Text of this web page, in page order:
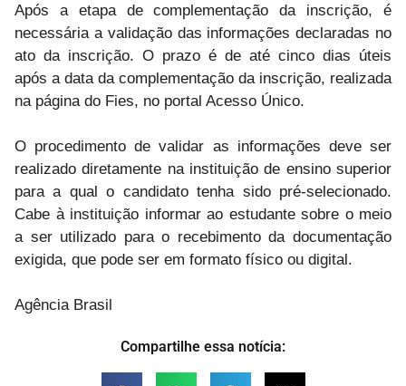
Após a etapa de complementação da inscrição, é
necessária a validação das informações declaradas no
ato da inscrição. O prazo é de até cinco dias úteis
após a data da complementação da inscrição, realizada
na página do Fies, no portal Acesso Único.
O procedimento de validar as informações deve ser
realizado diretamente na instituição de ensino superior
para a qual o candidato tenha sido pré-selecionado.
Cabe à instituição informar ao estudante sobre o meio
a ser utilizado para o recebimento da documentação
exigida, que pode ser em formato físico ou digital.
Agência Brasil
Compartilhe essa notícia: